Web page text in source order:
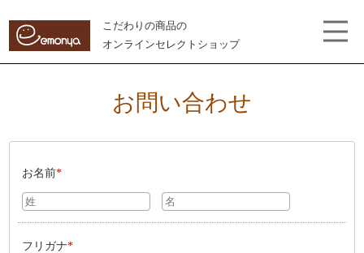
こだわりの商品の
オンラインセレクトショップ
お問い合わせ
お名前*
フリガナ*